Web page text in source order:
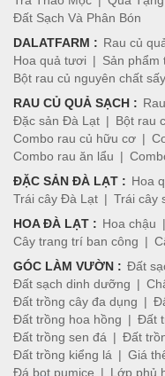
Đất Sạch Và Phân Bón
DALATFARM : Rau củ
Hoa quả tươi
Sản phẩm
Bột rau củ nguyên chất
RAU CỦ QUẢ SẠCH :
Đặc sản Đà Lạt
Bột rau
Combo rau củ hữu cơ
Combo rau ăn lẩu
ĐẶC SẢN ĐÀ LẠT : Hoa
Trái cây Đà Lạt
Trái cây
HOA ĐÀ LẠT : Hoa chậu
Cây trang trí ban công
GÓC LÀM VƯỜN : Đất
Đất sạch dinh dưỡng
Đất trồng cây đa dụng
Đất trồng hoa hồng
Đất
Đất trồng sen đá
Đất
Đất trồng kiểng lá
Giá
Đá bọt pumice
Lớp phủ